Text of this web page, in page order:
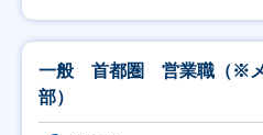
一般 首都圏 営業職（※メ
部）